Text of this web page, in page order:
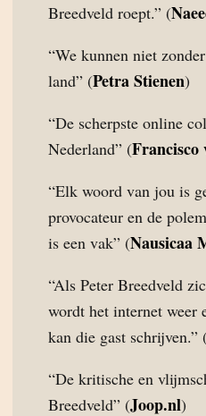
Breedveld roept.” (
“We kunnen niet
land” (Petra Stienen)
“De scherpste online
Nederland” (Francisco
“Elk woord van jou is
provocateur en de
is een vak” (Nausicaa
“Als Peter Breedveld
wordt het internet weer
kan die gast schrijven.”
“De kritische en
Breedveld” (Joop.nl)